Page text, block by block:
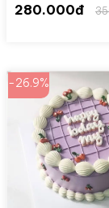
280.000đ
-26.9%